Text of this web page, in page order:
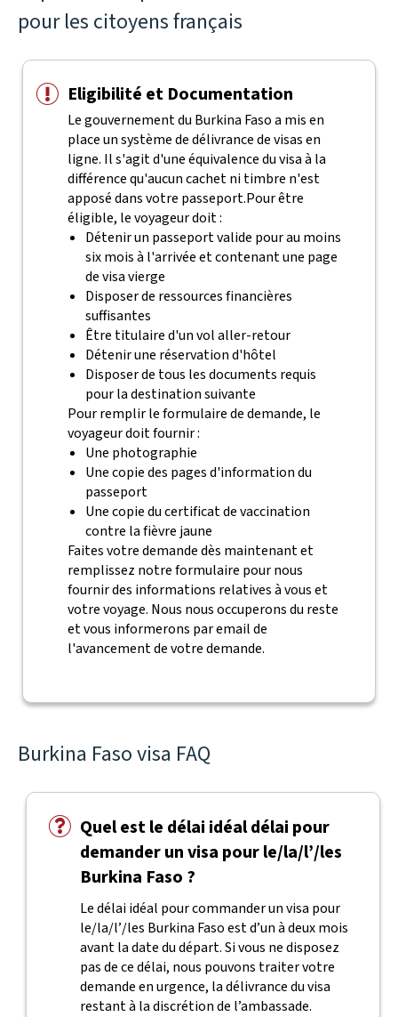
pour les citoyens français
Eligibilité et Documentation
Le gouvernement du Burkina Faso a mis en
place un système de délivrance de visas en
ligne. Il s'agit d'une équivalence du visa à la
différence qu'aucun cachet ni timbre n'est
apposé dans votre passeport.Pour être
éligible, le voyageur doit :
Détenir un passeport valide pour au moins
six mois à l'arrivée et contenant une page
de visa vierge
Disposer de ressources financières
suffisantes
Être titulaire d'un vol aller-retour
Détenir une réservation d'hôtel
Disposer de tous les documents requis
pour la destination suivante
Pour remplir le formulaire de demande, le
voyageur doit fournir :
Une photographie
Une copie des pages d'information du
passeport
Une copie du certificat de vaccination
contre la fièvre jaune
Faites votre demande dès maintenant et
remplissez notre formulaire pour nous
fournir des informations relatives à vous et
votre voyage. Nous nous occuperons du reste
et vous informerons par email de
l'avancement de votre demande.
Burkina Faso visa FAQ
Quel est le délai idéal délai pour
demander un visa pour le/la/l’/les
Burkina Faso ?
Le délai idéal pour commander un visa pour
le/la/l’/les Burkina Faso est d’un à deux mois
avant la date du départ. Si vous ne disposez
pas de ce délai, nous pouvons traiter votre
demande en urgence, la délivrance du visa
restant à la discrétion de l’ambassade.